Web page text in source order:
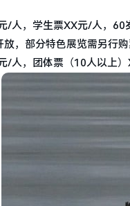
/人，学生票XX元/人，60
，部分特色展览需另行购
/人，团体票（10人以上）